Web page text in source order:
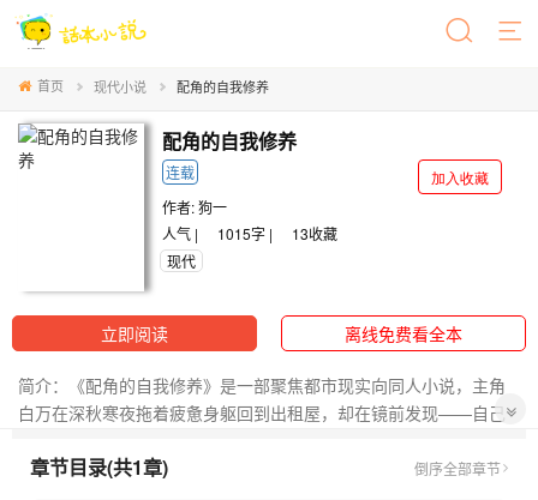
首页 现代小说 配角的自我修养
配角的自我修养
连载
加入收藏
作者:狗一
人气 |
1015字 | 13收藏
现代
立即阅读 离线免费看全本
简介：《配角的自我修养》是一部聚焦都市现实向同人小说，主角
白万在深秋寒夜拖着疲惫身躯回到出租屋，却在镜前发现——自己
有冷得刺骨的自来水、晃动的路灯与走廊尽头那一声意味不明的猫
章节目录(共1章) 倒序全部章节